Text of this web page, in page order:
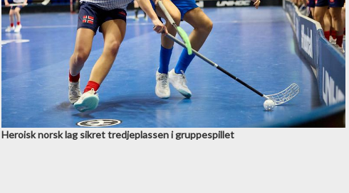
Heroisk norsk lag sikret tredjeplassen i gruppespillet